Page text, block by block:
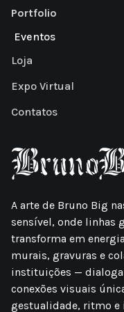
Portfolio
Eventos
Loja
Expo Virtual
Contatos
A arte de Bruno Big
sensível, onde linhas
transforma em
murais, gravuras e
instituições —
conexões visuais
gestualidade, ritmo e